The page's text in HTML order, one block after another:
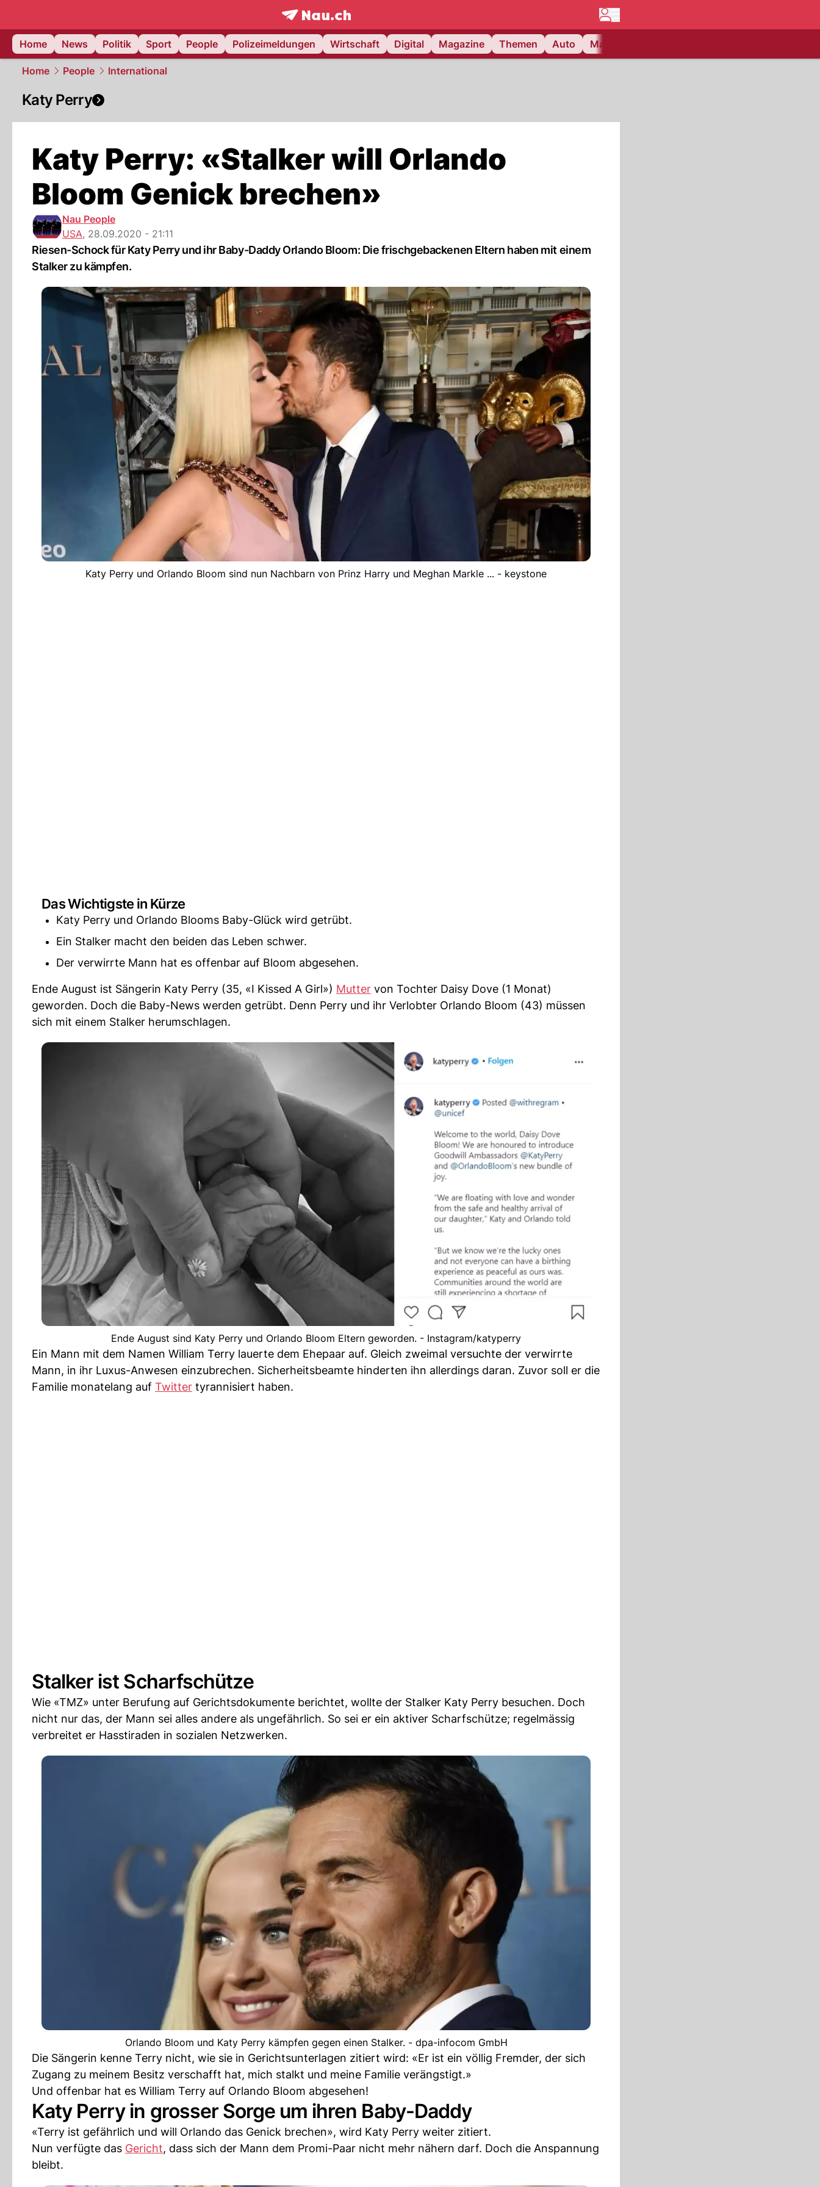
frontpage.NAU.ch
Home
News Politik Sport People Polizeimeldungen Wirtschaft Digital Magazine Themen Auto Matchcenter
Home People International
Katy Perry
Katy Perry: «Stalker will Orlando
Bloom Genick brechen»
Nau People
USA, 28.09.2020 - 21:11
Riesen-Schock für Katy Perry und ihr Baby-Daddy Orlando Bloom: Die frischgebackenen Eltern haben mit einem
Stalker zu kämpfen.
Katy Perry und Orlando Bloom sind nun Nachbarn von Prinz Harry und Meghan Markle ... - keystone
Das Wichtigste in Kürze
Katy Perry und Orlando Blooms Baby-Glück wird getrübt.
Ein Stalker macht den beiden das Leben schwer.
Der verwirrte Mann hat es offenbar auf Bloom abgesehen.
Ende August ist Sängerin Katy Perry (35, «I Kissed A Girl») Mutter von Tochter Daisy Dove (1 Monat)
geworden. Doch die Baby-News werden getrübt. Denn Perry und ihr Verlobter Orlando Bloom (43) müssen
sich mit einem Stalker herumschlagen.
Ende August sind Katy Perry und Orlando Bloom Eltern geworden. - Instagram/katyperry
Ein Mann mit dem Namen William Terry lauerte dem Ehepaar auf. Gleich zweimal versuchte der verwirrte
Mann, in ihr Luxus-Anwesen einzubrechen. Sicherheitsbeamte hinderten ihn allerdings daran. Zuvor soll er die
Familie monatelang auf Twitter tyrannisiert haben.
Stalker ist Scharfschütze
Wie «TMZ» unter Berufung auf Gerichtsdokumente berichtet, wollte der Stalker Katy Perry besuchen. Doch
nicht nur das, der Mann sei alles andere als ungefährlich. So sei er ein aktiver Scharfschütze; regelmässig
verbreitet er Hasstiraden in sozialen Netzwerken.
Orlando Bloom und Katy Perry kämpfen gegen einen Stalker. - dpa-infocom GmbH
Die Sängerin kenne Terry nicht, wie sie in Gerichtsunterlagen zitiert wird: «Er ist ein völlig Fremder, der sich
Zugang zu meinem Besitz verschafft hat, mich stalkt und meine Familie verängstigt.»
Und offenbar hat es William Terry auf Orlando Bloom abgesehen!
Katy Perry in grosser Sorge um ihren Baby-Daddy
«Terry ist gefährlich und will Orlando das Genick brechen», wird Katy Perry weiter zitiert.
Nun verfügte das Gericht, dass sich der Mann dem Promi-Paar nicht mehr nähern darf. Doch die Anspannung
bleibt.